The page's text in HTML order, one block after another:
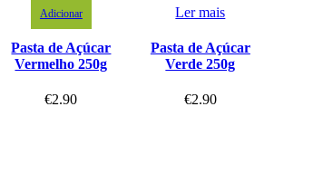
Adicionar
Pasta de Açúcar
Vermelho 250g
€2.90
Ler mais
Pasta de Açúcar
Verde 250g
€2.90